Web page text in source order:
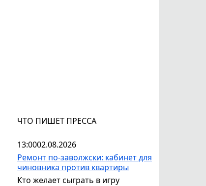
ЧТО ПИШЕТ ПРЕССА
13:0002.08.2026
Ремонт по-заволжски: кабинет для
чиновника против квартиры
Кто желает сыграть в игру